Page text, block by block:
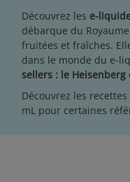
Découvrez les e-
débarque du
fruitées et fraîches.
dans le monde du e-
sellers : le Heisenberg
Découvrez les
mL pour certaines